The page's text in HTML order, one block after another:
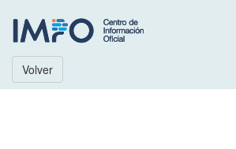
Volver